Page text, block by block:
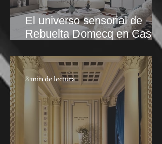
El universo sensorial de
Rebuelta Domecq en Casa
3 min de lectura